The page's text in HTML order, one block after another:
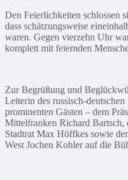
Den Feierlichkeiten schlossen
dass schätzungsweise
waren. Gegen vierzehn Uhr
komplett mit feiernden
Zur Begrüßung und
Leiterin des russisch-
prominenten Gästen – dem
Mittelfranken Richard Bartsch,
Stadtrat Max Höffkes sowie
West Jochen Kohler auf die